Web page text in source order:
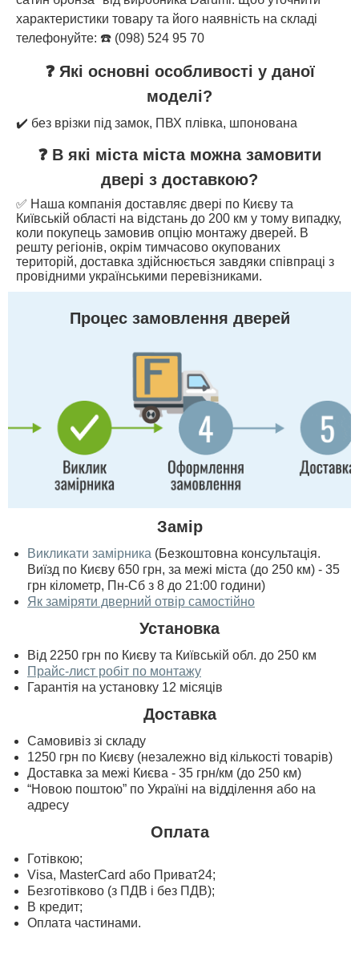
характеристики товару та його наявність на складі
телефонуйте: ☎️ (098) 524 95 70
❓ Які основні особливості у даної
моделі?
✔️ без врізки під замок, ПВХ плівка, шпонована
❓ В які міста міста можна замовити
двері з доставкою?
✅ Наша компанія доставляє двері по Києву та
Київській області на відстань до 200 км у тому випадку,
коли покупець замовив опцію монтажу дверей. В
решту регіонів, окрім тимчасово окупованих
територій, доставка здійснюється завдяки співпраці з
провідними українськими перевізниками.
Процес замовлення дверей
Замір
Викликати замірника (Безкоштовна консультація.
Виїзд по Києву 650 грн, за межі міста (до 250 км) - 35
грн кілометр, Пн-Сб з 8 до 21:00 години)
Як заміряти дверний отвір самостійно
Установка
Від 2250 грн по Києву та Київській обл. до 250 км
Прайс-лист робіт по монтажу
Гарантія на установку 12 місяців
Доставка
Самовивіз зі складу
1250 грн по Києву (незалежно від кількості товарів)
Доставка за межі Києва - 35 грн/км (до 250 км)
“Новою поштою” по Україні на відділення або на
адресу
Оплата
Готівкою;
Visa, MasterСard або Приват24;
Безготівково (з ПДВ і без ПДВ);
В кредит;
Оплата частинами.